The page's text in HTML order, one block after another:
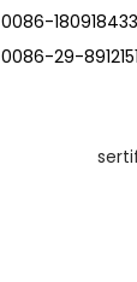
Harga
Kulit
0086-
0086-29-